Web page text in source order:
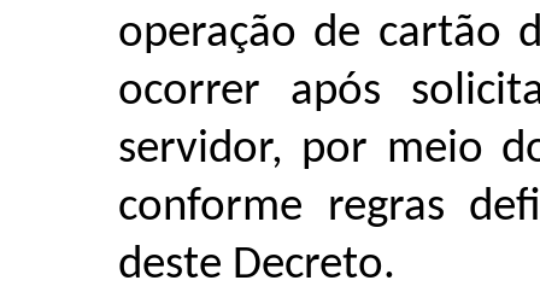
operação de cartão
ocorrer após
servidor, por meio
conforme regras
deste Decreto.